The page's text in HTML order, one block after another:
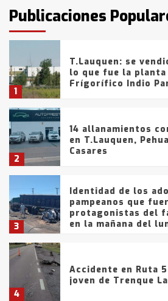
Publicacionesfueron detenidos
comercialización
tarde del sábado
1
T.Lauquen: se
lo que fue la
Frígorífico Indio
2
14 allanamientos
en T.Lauquen,
Casares
3
Identidad de los
pampeanos que
protagonistas del
en la mañana del
4
Accidente en Ruta
joven de Trenque